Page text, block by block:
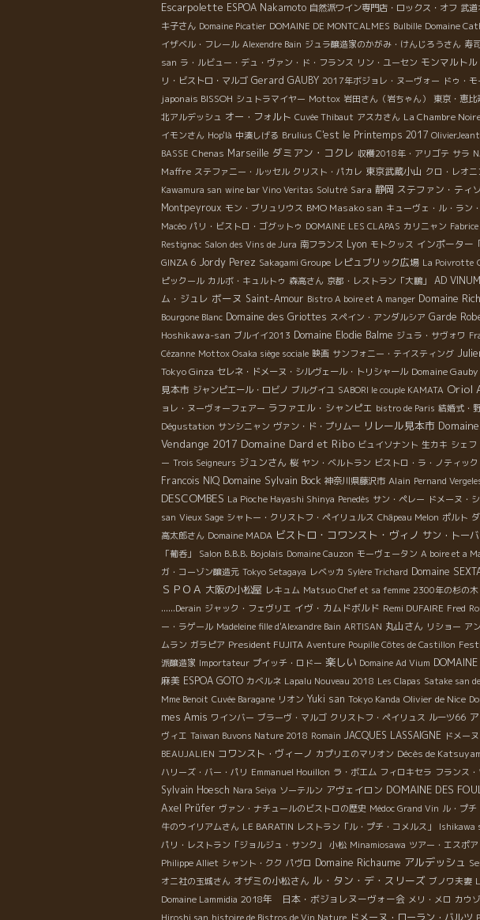
Escarpolette ESPOA Nakamoto 自然派ワイン専門店・ロックス・オフ 武
キ子さん Domaine Picatier DOMAINE DE MONTCALMES Bulbille Domaine
イザベル・フレール Alexendre Bain ジュラ醸造家のかがみ・けんじろうさん 寿
san ラ・ルビュー・デュ・ヴァン・ド・フランス リン・ユーセン モンマルトル
リ・ビストロ・マルゴ Gerard GAUBY 2017年ボジョレ・ヌーヴォー ドゥ・
japonais BISSOH シュトラマイヤー Mottox 岩田さん（岩ちゃん） 東京・恵比
北アルデッシュ オー・フォルト Cuvée Thibaut アスカさん La Chambre
イモンさん Hop'là 中湊しげる Brulius C'est le Printemps 2017
BASSE Chenas Marseille ダミアン・コクレ 収穫2018年・アリゴテ サラ
Maffre ステファニー・ルッセル クリスト・パカレ 東京武蔵小山 クロ・レオニ
Kawamura san wine bar Vino Veritas Solutré Sara 静岡 ステファン・ティソ
Montpeyroux モン・ブリュリウス BMO Masako san キューヴェ・ル・ラン
Macéo パリ・ビストロ・ゴグットゥ DOMAINE LES CLAPAS カリニャン Fabrice
Restignac Salon des Vins de Jura 南フランス Lyon モトクッス インポーター
GINZA 6 Jordy Perez Sakagami Groupe レピュブリック広場 La Poivrotte
ピックール カルボ・キュルトゥ 森高さん 京都・レストラン「大鵬」 AD VINUM
ム・ジュレ ボーヌ Saint-Amour Bistro A boire et A manger Domaine
Bourgone Blanc Domaine des Griottes スペイン・アンダルシア Garde
Hoshikawa-san ブルイイ2013 Domaine Elodie Balme ジュラ・サヴォワ
Cézanne Mottox Osaka siège sociale 映画 サンフォニー・テイスティング
Tokyo Ginza セレネ・ドメーヌ・シルヴェール・トリシャール Domaine Gauby
見本市 ジャンピエール・ロビノ ブルグイユ SABORI le couple KAMATA Oriol
ョレ・ヌーヴォーフェアー ラファエル・シャンピエ bistro de Paris 結婚式・
Dégustation サンシニャン ヴァン・ド・プリムー リレール見本市
Vendange 2017 Domaine Dard et Ribo ビュイソナント 生カキ シェフ
ー Trois Seigneurs ジュンさん 桜 ヤン・ベルトラン ビストロ・ラ・ノティック
Francois NIQ Domaine Sylvain Bock 神奈川県藤沢市 Alain Pernand
DESCOMBES La Pioche Hayashi Shinya Penedès サン・ペレー ドメーヌ・
san Vieux Sage シャトー・クリストフ・ペイリュルス Châpeau Melon ポルト
高太郎さん Domaine MADA ビストロ・コワンスト・ヴィノ サン・トー
「葡呑」
Salon B.B.B. Bojolais Domaine Cauzon モーヴェータン A boire et a
ガ・コーゾン醸造元 Tokyo Setagaya レベッカ Sylère Trichard Domaine
ＳＰＯＡ 大阪の小松屋 レキュム Matsuo Chef et sa femme 2300年の杉の木
......Derain ジャック・フェヴリエ イヴ・カムドボルド Remi DUFAIRE Fred
ー・ラゲール Madeleine fille d'Alexandre Bain ARTISAN 丸山さん リショー ア
ムラン ガラピア President FUJITA Aventure Poupille Côtes de Castillon
派醸造家 Importateur プイッチ・ロドー 楽しい Domaine Ad Vium
麻美 ESPOA GOTO カベルネ Lapalu Nouveau 2018 Les Clapas Satake san
Mme Benoit Cuvée Baragane リオン Yuki san Tokyo Kanda Olivier de Nice
mes Amis ワインバー ブラーヴ・マルゴ クリストフ・ペイリュス ルーツ66
ヴィエ Taiwan Buvons Nature 2018 Romain JACQUES LASSAIGNE ドメー
BEAUJALIEN コワンスト・ヴィーノ カプリエのマリオン Décès de
ハリーズ・バー・パリ Emmanuel Houillon ラ・ボエム フィロキセラ フランス
Sylvain Hoesch Nara Seiya ソーテルン アヴェイロン DOMAINE DES
Axel Prüfer ヴァン・ナチュールのビストロの歴史 Médoc Grand Vin ル・プチ
牛のウイリアムさん LE BARATIN レストラン「ル・プチ・コメルス」 Ishikawa
パリ・レストラン「ジョルジュ・サンク」
小松 Minamiosawa ツアー・エスポア
Philippe Alliet シャント・クク パヴロ Domaine Richaume アルデッシュ
オニ社の玉城さん オザミの小松さん ル・タン・デ・スリーズ ブノワ夫妻
Domaine Lammidia 2018年 日本・ボジョレヌーヴォー会 メリ・メロ カウ